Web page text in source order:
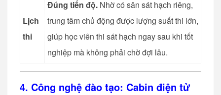
Lịch
thi
Đúng tiến độ. Nhờ có sân sát hạch riêng,
trung tâm chủ động được lượng suất thi lớn,
giúp học viên thi sát hạch ngay sau khi tốt
nghiệp mà không phải chờ đợi lâu.
4. Công nghệ đào tạo: Cabin điện tử